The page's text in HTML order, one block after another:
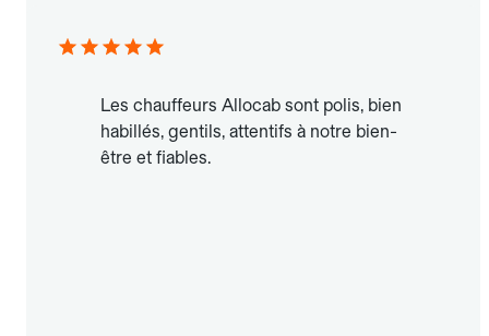
Les chauffeurs Allocab sont polis, bien
habillés, gentils, attentifs à notre bien-
être et fiables.